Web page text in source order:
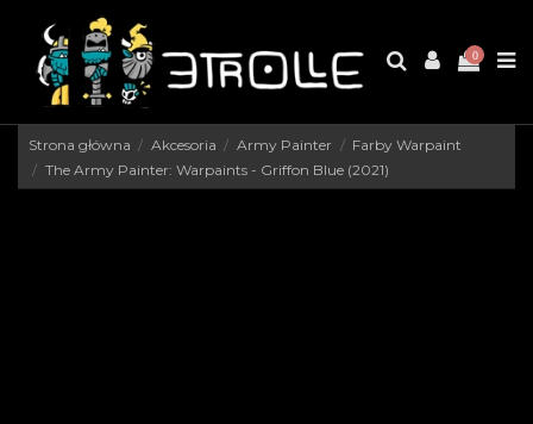
0
Strona główna Akcesoria Army Painter
Farby Warpaint
The Army Painter: Warpaints - Griffon Blue (2021)